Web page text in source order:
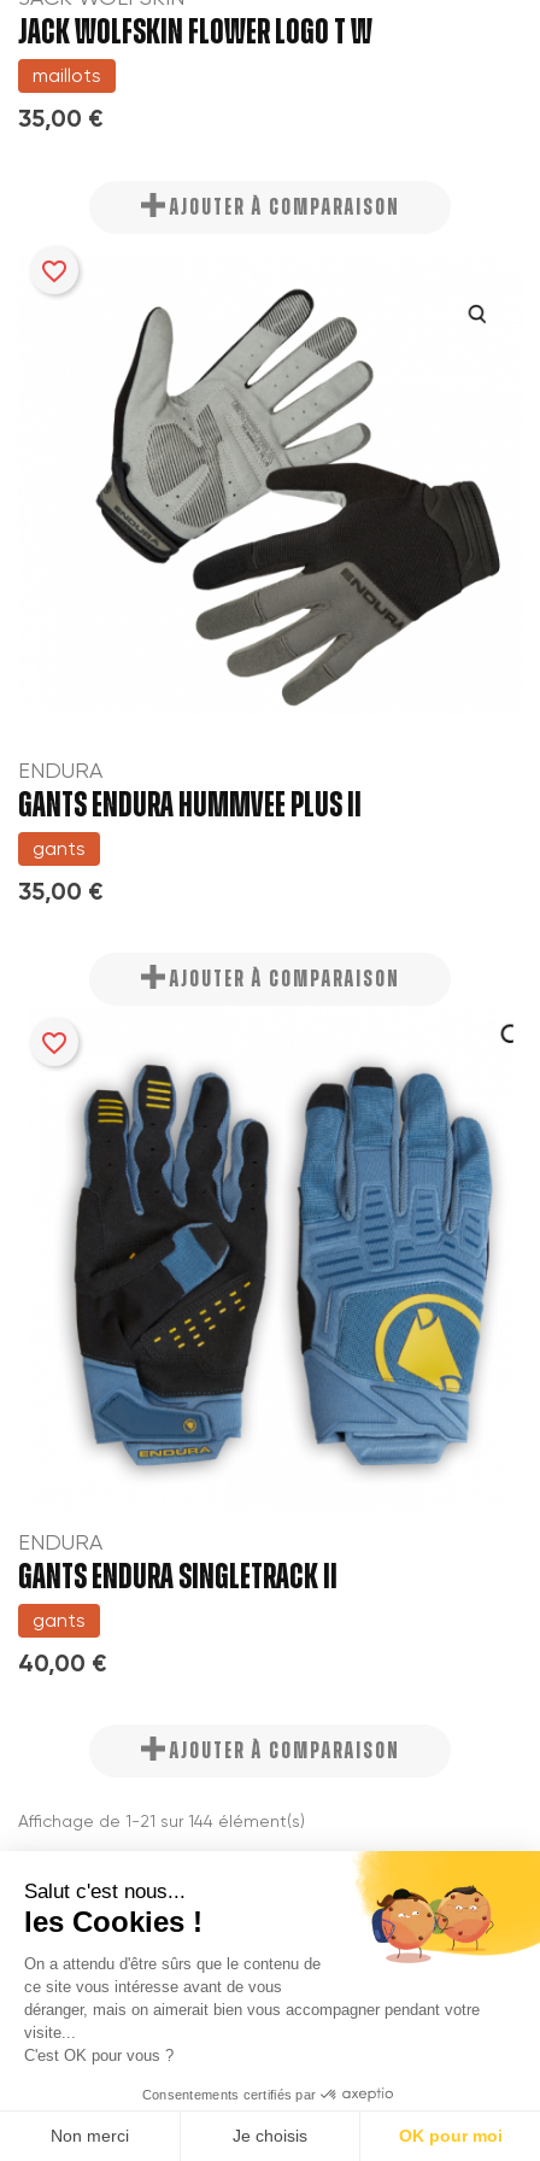
JACK WOLFSKIN FLOWER LOGO T W
maillots
35,00 €
AJOUTER À COMPARAISON
ENDURA
GANTS ENDURA HUMMVEE PLUS II
gants
35,00 €
favorite_border
AJOUTER À COMPARAISON
ENDURA
GANTS ENDURA SINGLETRACK II
gants
40,00 €
favorite_border
AJOUTER À COMPARAISON
Affichage de 1-21 sur 144 élément(s)
Équipez-vous pour rouler avec style et en toute
sécurité sur votre vélo électrique
Que vous soyez un vétéran des routes ou un nouvel
Salut c'est nous...
les Cookies !
On a attendu d'être sûrs que le contenu de
ce site vous intéresse avant de vous
déranger, mais on aimerait bien vous accompagner pendant votre
visite...
C'est OK pour vous ?
Consentements certifiés par
Non merci Je choisis OK pour moi